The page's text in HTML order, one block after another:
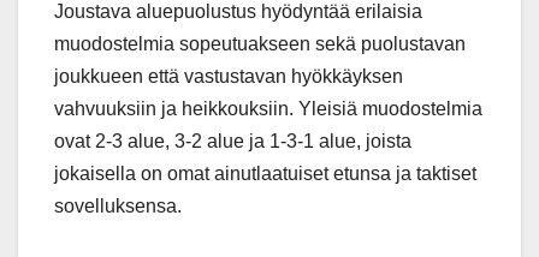
Joustava aluepuolustus hyödyntää erilaisia
muodostelmia sopeutuakseen sekä puolustavan
joukkueen että vastustavan hyökkäyksen
vahvuuksiin ja heikkouksiin. Yleisiä muodostelmia
ovat 2-3 alue, 3-2 alue ja 1-3-1 alue, joista
jokaisella on omat ainutlaatuiset etunsa ja taktiset
sovelluksensa.